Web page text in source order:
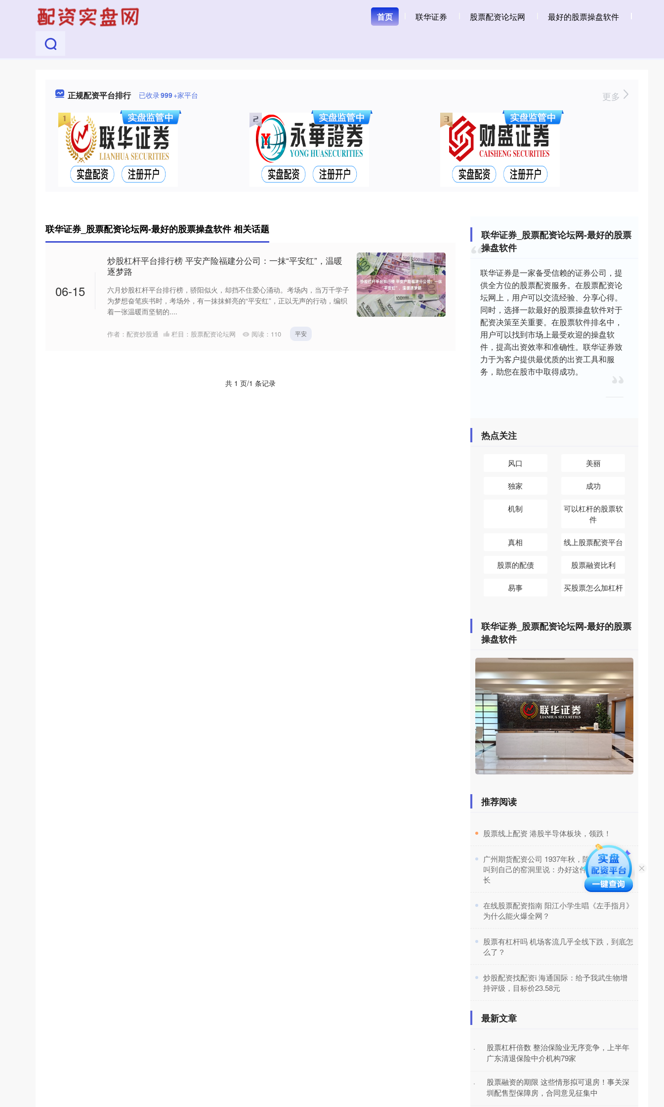
首页 联华证券 股票配资论坛网 最好的股票操盘软件
正规配资平台排行 已收录999+家平台 更多
联华证券_股票配资论坛网-最好的股票操盘软件 相关话题
06-15
炒股杠杆平台排行榜 平安产险福建分公司：一抹“平安红”，温暖
逐梦路
六月炒股杠杆平台排行榜，骄阳似火，却挡不住爱心涌动。考场内，当万千学子
为梦想奋笔疾书时，考场外，有一抹抹鲜亮的“平安红”，正以无声的行动，编织
着一张温暖而坚韧的....
作者：配资炒股通 栏目： 股票配资论坛网 阅读： 110 平安
共 1 页/1 条记录
联华证券_股票配资论坛网-最好的股票
操盘软件
联华证券是一家备受信赖的证券公司，提
供全方位的股票配资服务。在股票配资论
坛网上，用户可以交流经验、分享心得。
同时，选择一款最好的股票操盘软件对于
配资决策至关重要。在股票软件排名中，
用户可以找到市场上最受欢迎的操盘软
件，提高出资效率和准确性。联华证券致
力于为客户提供最优质的出资工具和服
务，助您在股市中取得成功。
热点关注
风口 美丽
独家 成功
机制
可以杠杆的股票软
件
真相 线上股票配资平台
股票的配债 股票融资比利
易事 买股票怎么加杠杆
联华证券_股票配资论坛网-最好的股票
操盘软件
推荐阅读
​股票线上配资 港股半导体板块，领跌！
​广州期货配资公司 1937年秋，陈赓把1营营长
叫到自己的窑洞里说：办好这件事你就是副团
长
​在线股票配资指南 阳江小学生唱《左手指月》
为什么能火爆全网？
​股票有杠杆吗 机场客流几乎全线下跌，到底怎
么了？
​炒股配资找配资i 海通国际：给予我武生物增
持评级，目标价23.58元
最新文章
·
股票杠杆倍数 整治保险业无序竞争，上半年
广东清退保险中介机构79家
·
股票融资的期限 这些情形拟可退房！事关深
圳配售型保障房，合同意见征集中